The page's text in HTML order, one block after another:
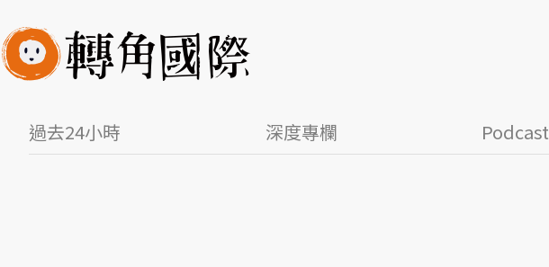
過去24小時 深度專欄 Podcast